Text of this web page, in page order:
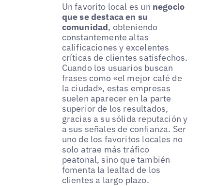
Un favorito local es un negocio
que se destaca en su
comunidad, obteniendo
constantemente altas
calificaciones y excelentes
críticas de clientes satisfechos.
Cuando los usuarios buscan
frases como «el mejor café de
la ciudad», estas empresas
suelen aparecer en la parte
superior de los resultados,
gracias a su sólida reputación y
a sus señales de confianza. Ser
uno de los favoritos locales no
solo atrae más tráfico
peatonal, sino que también
fomenta la lealtad de los
clientes a largo plazo.